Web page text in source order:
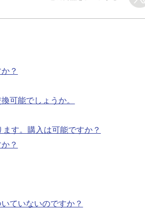
？
可能でしょうか。
す。購入は可能ですか？
？
ていないのですか？